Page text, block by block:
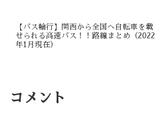
【バス輪行】関西から全国へ自転車を載
せられる高速バス！！路線まとめ（2022
年1月現在）
コメント